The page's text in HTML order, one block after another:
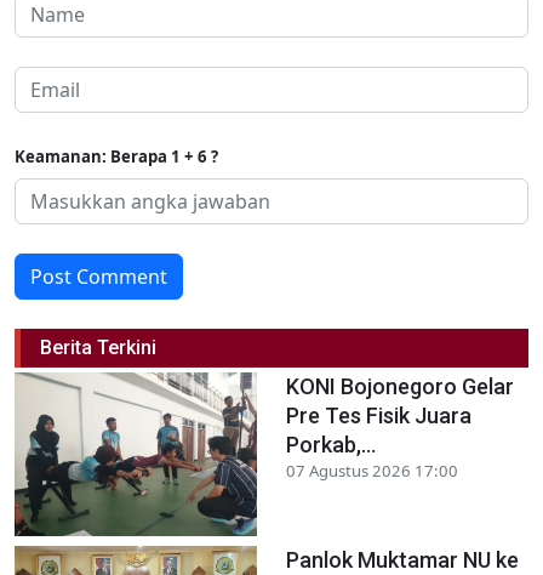
Keamanan: Berapa 1 + 6 ?
Post Comment
Berita Terkini
KONI Bojonegoro Gelar
Pre Tes Fisik Juara
Porkab,...
07 Agustus 2026 17:00
Panlok Muktamar NU ke